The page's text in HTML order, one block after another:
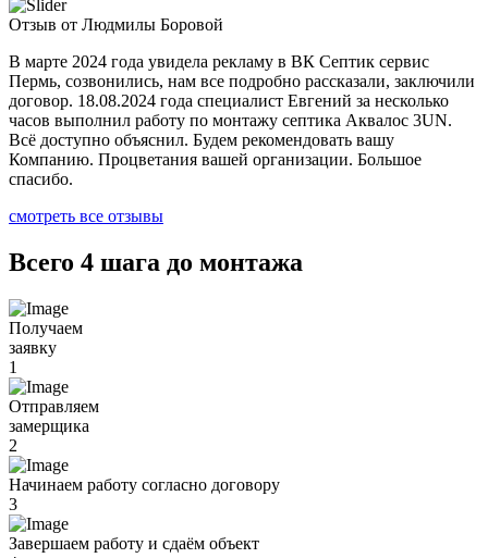
Отзыв от Людмилы Боровой
В марте 2024 года увидела рекламу в ВК Септик сервис
Пермь, созвонились, нам все подробно рассказали, заключили
договор. 18.08.2024 года специалист Евгений за несколько
часов выполнил работу по монтажу септика Аквалос 3UN.
Всё доступно объяснил. Будем рекомендовать вашу
Компанию. Процветания вашей организации. Большое
спасибо.
смотреть все отзывы
Всего 4 шага до монтажа
Получаем
заявку
1
Отправляем
замерщика
2
Начинаем работу согласно договору
3
Завершаем работу и сдаём объект